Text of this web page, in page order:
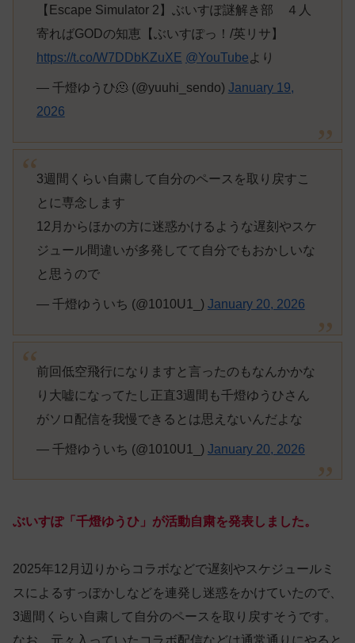
【Escape Simulator 2】ぶいすぽ謎解き部 ４人
寄ればGODの知恵【ぶいすぽっ！/英リサ】
https://t.co/W7DDbKZuXE @YouTube より
— 千燈ゆうひ🫠 (@yuuhi_sendo) January 19,
2026
3週間くらい自粛して自分のペースを取り戻すこ
とに専念します
12月からほかの方に迷惑かけるような遅刻やスケ
ジュール間違いが多発してて自分でもおかしいな
と思うので
— 千燈ゆういち (@1010U1_) January 20, 2026
前回低空飛行になりますと言ったのもなんかかな
り大嘘になってたし正直3週間も千燈ゆうひさん
がソロ配信を我慢できるとは思えないんだよな
— 千燈ゆういち (@1010U1_) January 20, 2026
ぶいすぽ「千燈ゆうひ」が活動自粛を発表しました。
2025年12月辺りからコラボなどで遅刻やスケジュールミ
スによるすっぽかしなどを連発し迷惑をかけていたので、
3週間くらい自粛して自分のペースを取り戻すそうです。